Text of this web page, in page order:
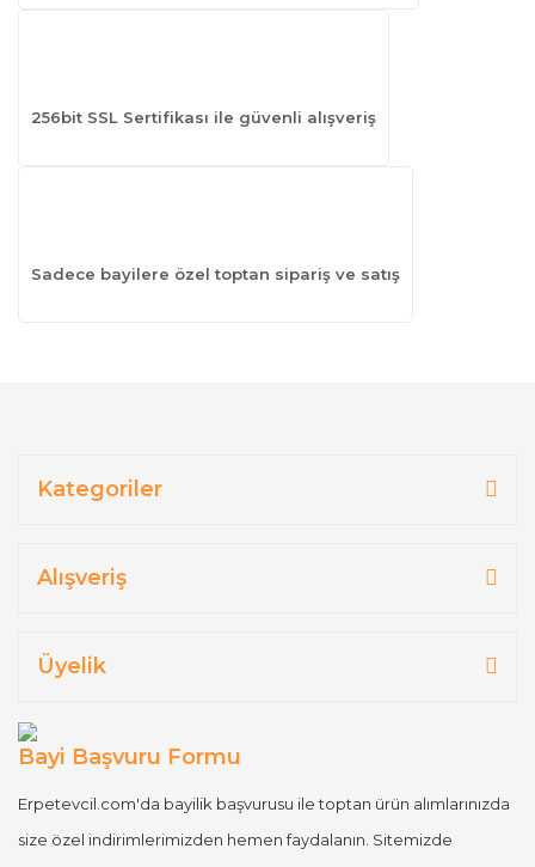
256bit SSL Sertifikası ile güvenli alışveriş
Sadece bayilere özel toptan sipariş ve satış
Kategoriler
Alışveriş
Üyelik
Bayi Başvuru Formu
Erpetevcil.com'da bayilik başvurusu ile toptan ürün alımlarınızda
size özel indirimlerimizden hemen faydalanın. Sitemizde